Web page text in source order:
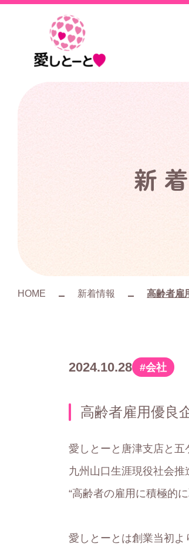
と
新
HOME 新着情報 高齢者雇
高齢者雇用優良
2024.10.28カ
ゴ
会社
愛しとーと唐津支店と五
九州山口生涯現役社会推
“高齢者の雇用に積極的
愛しとーとは創業当初よ